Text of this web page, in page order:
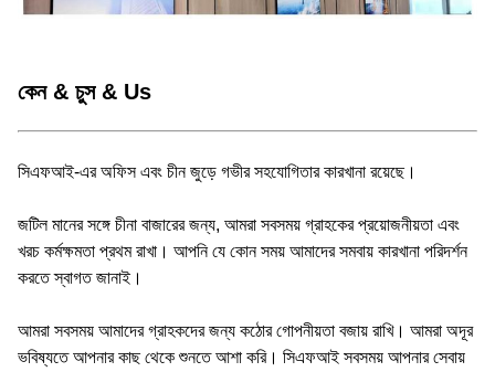
কেন & চুস & Us
সিএফআই-এর অফিস এবং চীন জুড়ে গভীর সহযোগিতার কারখানা রয়েছে।
জটিল মানের সঙ্গে চীনা বাজারের জন্য, আমরা সবসময় গ্রাহকের প্রয়োজনীয়তা এবং
খরচ কর্মক্ষমতা প্রথম রাখা। আপনি যে কোন সময় আমাদের সমবায় কারখানা পরিদর্শন
করতে স্বাগত জানাই।
আমরা সবসময় আমাদের গ্রাহকদের জন্য কঠোর গোপনীয়তা বজায় রাখি। আমরা অদূর
ভবিষ্যতে আপনার কাছ থেকে শুনতে আশা করি। সিএফআই সবসময় আপনার সেবায়